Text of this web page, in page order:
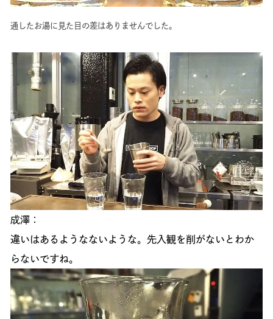
通したお湯に見た目の差はありませんでした。
成澤：
違いはあるようなないような。先入観を削がないとわか
らないですね。